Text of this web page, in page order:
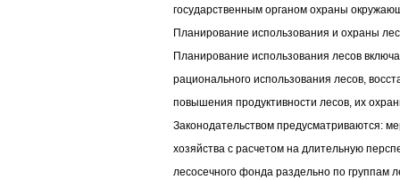
государственным органом охраны
Планирование использования и охраны
Планирование использования лесов
рационального использования лесов,
повышения продуктивности лесов, их
Законодательством предусматриваются:
хозяйства с расчетом на длительную
лесосечного фонда раздельно по группам